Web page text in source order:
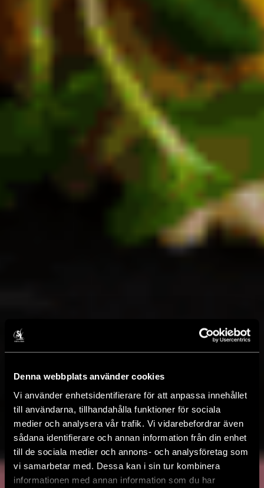
Denna webbplats använder cookies
Vi använder enhetsidentifierare för att anpassa innehållet
till användarna, tillhandahålla funktioner för sociala
medier och analysera vår trafik. Vi vidarebefordrar även
sådana identifierare och annan information från din enhet
till de sociala medier och annons- och analysföretag som
vi samarbetar med. Dessa kan i sin tur kombinera
informationen med annan information som du har